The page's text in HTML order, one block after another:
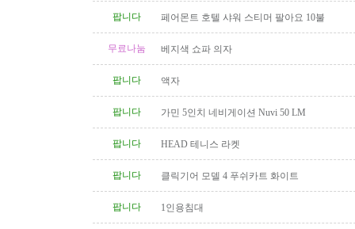
팝니다 페어몬트 호텔 샤워 스티머 팔아요 10불
무료나눔 베지색 쇼파 의자
팝니다 액자
팝니다 가민 5인치 네비게이션 Nuvi 50 LM
팝니다 HEAD 테니스 라켓
팝니다 클릭기어 모델 4 푸쉬카트 화이트
팝니다 1인용침대